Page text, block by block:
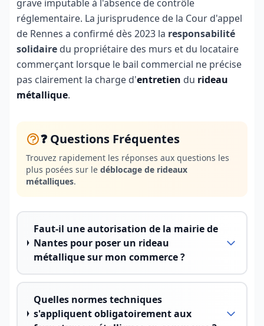
grave imputable à l'absence de contrôle
réglementaire. La jurisprudence de la Cour d'appel
de Rennes a confirmé dès 2023 la responsabilité
solidaire du propriétaire des murs et du locataire
commerçant lorsque le bail commercial ne précise
pas clairement la charge d'entretien du rideau
métallique.
❓ Questions Fréquentes
Trouvez rapidement les réponses aux questions les
plus posées sur le déblocage de rideaux
métalliques.
Faut-il une autorisation de la mairie de
Nantes pour poser un rideau
métallique sur mon commerce ?
Quelles normes techniques
s'appliquent obligatoirement aux